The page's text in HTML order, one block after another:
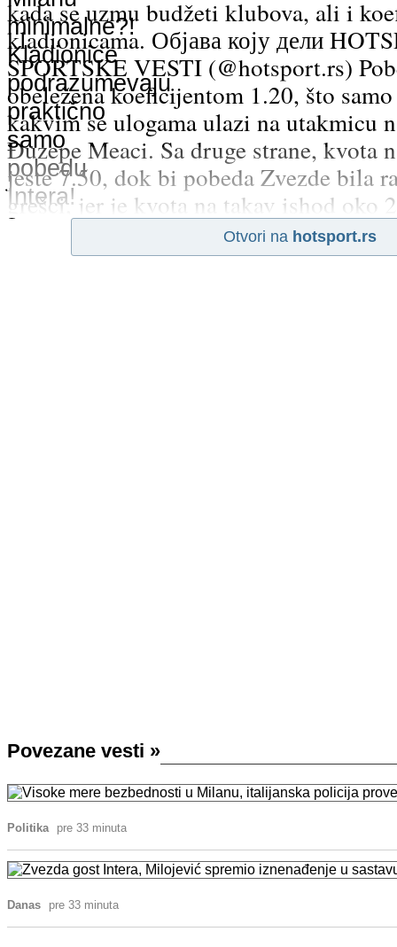
kada se uzmu budžeti klubova, ali i
kladionicama. Објава коју дели
SPORTSKE VESTI (@hotsport.rs)
obeležena koeficijentom 1.20, što
kakvim se ulogama ulazi na utakmicu
Đuzepe Meaci. Sa druge strane, kvota
jeste 7.50, dok bi pobeda Zvezde bila
grešci, jer je kvota na takav ishod oko
Otvori na hotsport.rs
Povezane vesti »
Politika pre 33 minuta
Danas pre 33 minuta